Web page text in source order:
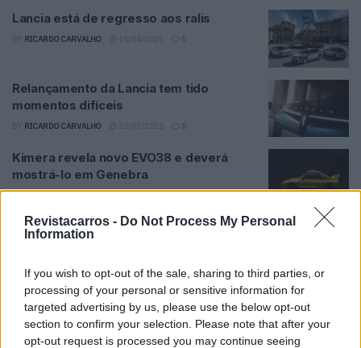
Revistacarros - Do Not Process My Personal
Information
If you wish to opt-out of the sale, sharing to third parties, or
processing of your personal or sensitive information for
targeted advertising by us, please use the below opt-out
section to confirm your selection. Please note that after your
opt-out request is processed you may continue seeing
Lancia está de regresso aos ralis
RICARDO CARVALHO 0
Relançamento da Lancia tem tido
momentos difíceis
RICARDO CARVALHO 0
Kimera revela novo EVO38 e deverá
mostrá-lo em Genebra
BYHENRIQUE LOPES 23/02/2024 0
Novo Ypsilon: Lancia revela quarta
Novo Lancia Ypsilon: Marca italiana revela
terceiro teaser
26/12/2023